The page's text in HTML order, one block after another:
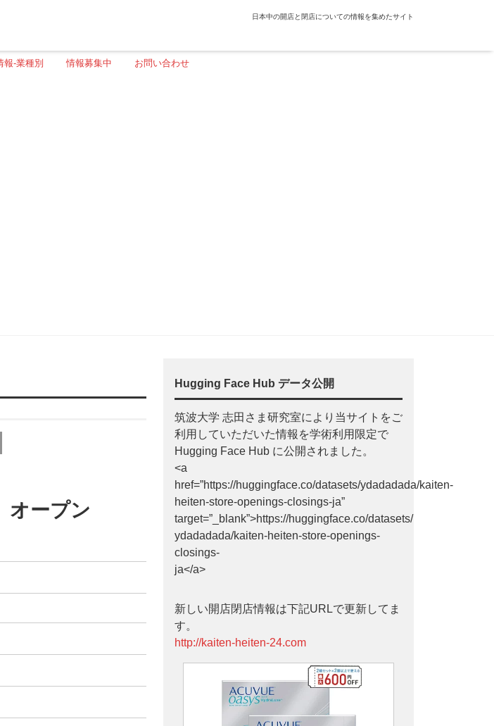
日本中の開店と閉店についての情報を集めたサイト
報-業種別 情報募集中 お問い合わせ
オープン
Hugging Face Hub データ公開
筑波大学 志田さま研究室により当サイトをご
利用していただいた情報を学術利用限定で
Hugging Face Hub に公開されました。
<a
href=”https://huggingface.co/datasets/ydadadada/kaiten-
heiten-store-openings-closings-ja”
target=”_blank”>https://huggingface.co/datasets/
ydadadada/kaiten-heiten-store-openings-
closings-
ja</a>
新しい開店閉店情報は下記URLで更新してま
す。
http://kaiten-heiten-24.com